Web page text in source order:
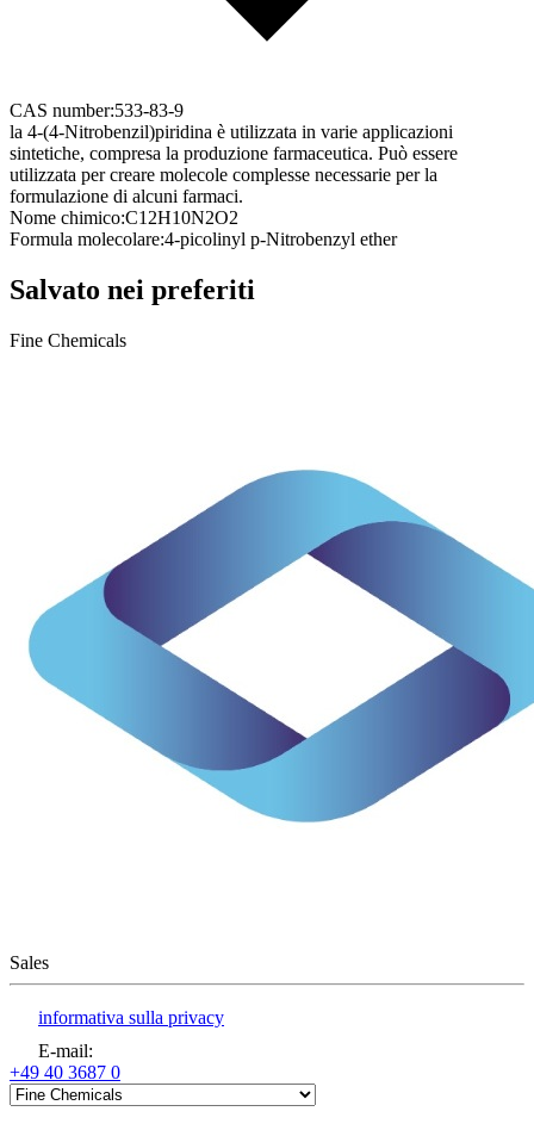
CAS number:533-83-9
la 4-(4-Nitrobenzil)piridina è utilizzata in varie applicazioni
sintetiche, compresa la produzione farmaceutica. Può essere
utilizzata per creare molecole complesse necessarie per la
formulazione di alcuni farmaci.
Nome chimico:C12H10N2O2
Formula molecolare:4-picolinyl p-Nitrobenzyl ether
Salvato nei preferiti
Fine Chemicals
Sales
informativa sulla privacy
E-mail:
+49 40 3687 0